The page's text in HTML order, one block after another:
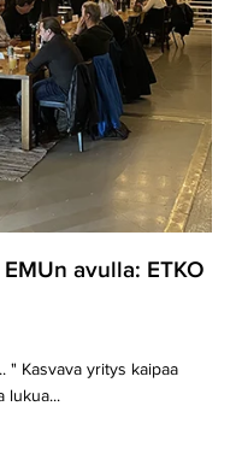
avulla: ETKO
" Kasvava yritys kaipaa
lukua...